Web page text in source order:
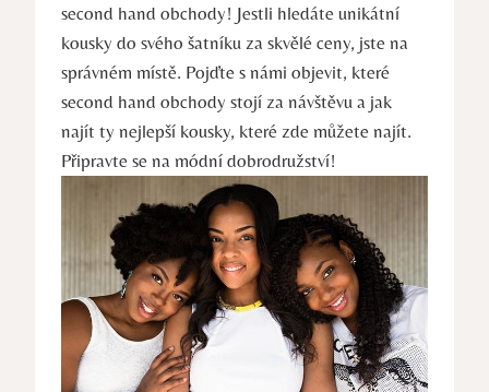
second hand obchody! Jestli hledáte unikátní
kousky do svého šatníku za skvělé ceny, jste na
správném místě. Pojďte s námi objevit, které
second hand obchody stojí za návštěvu a jak
najít ty nejlepší kousky, které zde můžete najít.
Připravte se na módní dobrodružství!